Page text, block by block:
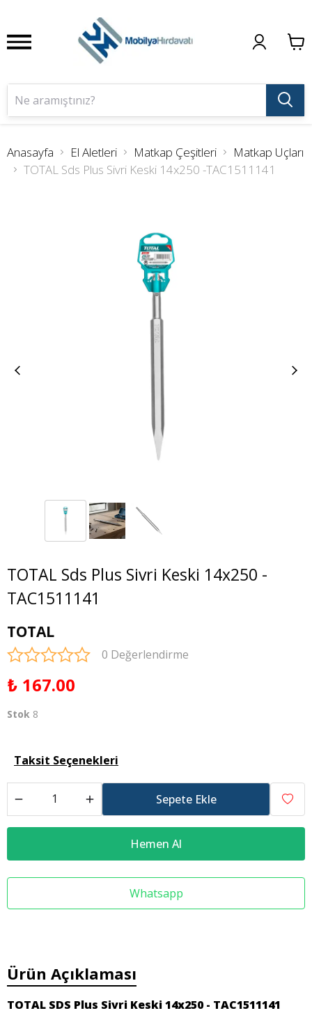
Anasayfa El Aletleri Matkap Çeşitleri
Matkap Uçları
TOTAL Sds Plus Sivri Keski 14x250 -TAC1511141
TOTAL Sds Plus Sivri Keski 14x250 -
TAC1511141
TOTAL
0 Değerlendirme
₺ 167.00
Stok 8
Taksit Seçenekleri
Sepete Ekle
Hemen Al
Whatsapp
Ürün Açıklaması
TOTAL SDS Plus Sivri Keski 14x250 - TAC1511141